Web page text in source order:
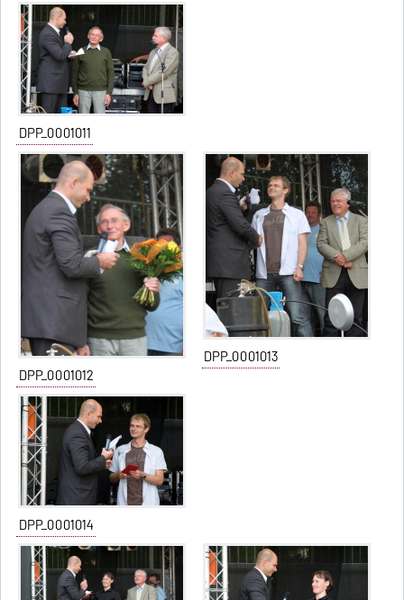
DPP_0001011
DPP_0001012
DPP_0001013
DPP_0001014